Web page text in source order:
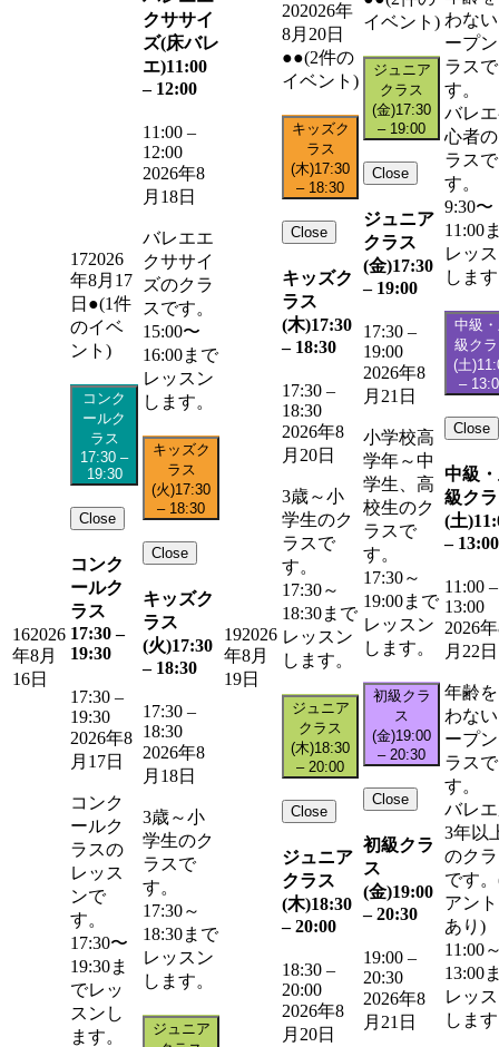
162026
年8月
16日
172026
年8月17
日 ●(1件
のイベ
ント)
コンク
ールク
ラス
17:30 –
19:30
Close
コンク
ールク
ラス
17:30 –
19:30
17:30 –
19:30
2026年8
月17日
コンク
ールク
ラスの
レッス
ンで
す。
17:30〜
19:30ま
でレッ
スンし
ます。
クササイ
ズ(床バレ
エ)11:00
– 12:00
11:00 –
12:00
2026年8
月18日
バレエエ
クササイ
ズのクラ
スです。
15:00〜
16:00まで
レッスン
します。
キッズク
ラス
(火)17:30
– 18:30
Close
キッズク
ラス
(火)17:30
– 18:30
17:30 –
18:30
2026年8
月18日
3歳～小
学生のク
ラスで
す。
17:30～
18:30まで
レッスン
します。
ジュニア
192026
年8月
19日
202026年
8月20日
●●(2件の
イベント)
キッズク
ラス
(木)17:30
– 18:30
Close
キッズク
ラス
(木)17:30
– 18:30
17:30 –
18:30
2026年8
月20日
3歳～小
学生のク
ラスで
す。
17:30～
18:30まで
レッスン
します。
ジュニア
クラス
(木)18:30
– 20:00
Close
ジュニア
クラス
(木)18:30
– 20:00
18:30 –
20:00
2026年8
月20日
イベント)
ジュニア
クラス
(金)17:30
– 19:00
Close
ジュニア
クラス
(金)17:30
– 19:00
17:30 –
19:00
2026年8
月21日
小学校高
学年～中
学生、高
校生のク
ラスで
す。
17:30～
19:00まで
レッスン
します。
初級クラ
ス
(金)19:00
– 20:30
Close
初級クラ
ス
(金)19:00
– 20:30
19:00 –
20:30
2026年8
月21日
わな
ープ
ラスで
す。
バレ
心者
ラスで
す。
9:30〜
11:00
レッ
しま
中級
級ク
(土)
–
Close
中級
級ク
(土)
– 13:00
11:00 –
13:00
2026
月22日
年齢
わな
ープ
ラスで
す。
バレ
3年以
のク
です
アン
あり)
11:00
13:00
レッ
しま